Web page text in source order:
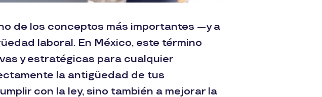
de los conceptos más importantes —y a
laboral. En México, este término
y estratégicas para cualquier
la antigüedad de tus
con la ley, sino también a mejorar la